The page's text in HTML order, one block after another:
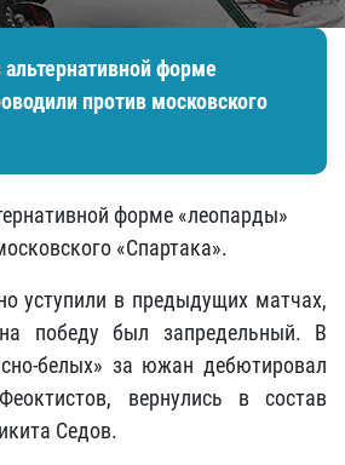
форме
против московского
форме «леопарды»
«Спартака».
уступили в предыдущих матчах,
победу был запредельный. В
белых» за южан дебютировал
вернулись в состав
Седов.